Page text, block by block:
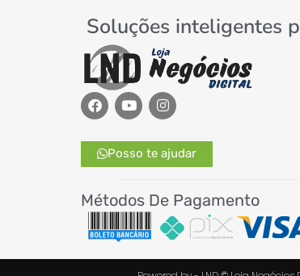
Soluções inteligentes
Posso te ajudar
Métodos De Pagamento